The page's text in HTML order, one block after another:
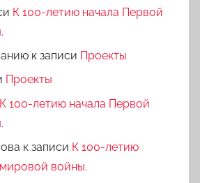
К 100-летию начала Первой
к записи Проекты
Проекты
К 100-летию начала Первой
к записи К 100-летию
войны.